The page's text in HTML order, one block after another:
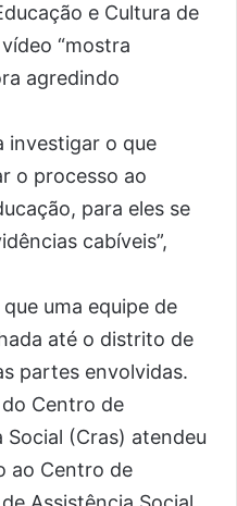
e Cultura de
“mostra
agredindo
investigar o que
o processo ao
para eles se
cabíveis”,
uma equipe de
até o distrito de
partes envolvidas.
Centro de
Social (Cras) atendeu
ao Centro de